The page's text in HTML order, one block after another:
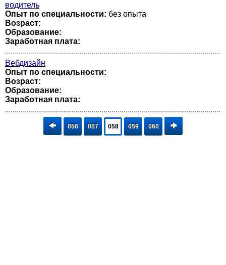
водитель
Опыт по специальности: без опыта
Возраст:
Образование:
Заработная плата:
Вебдизайн
Опыт по специальности:
Возраст:
Образование:
Заработная плата:
056 057 058 059 060